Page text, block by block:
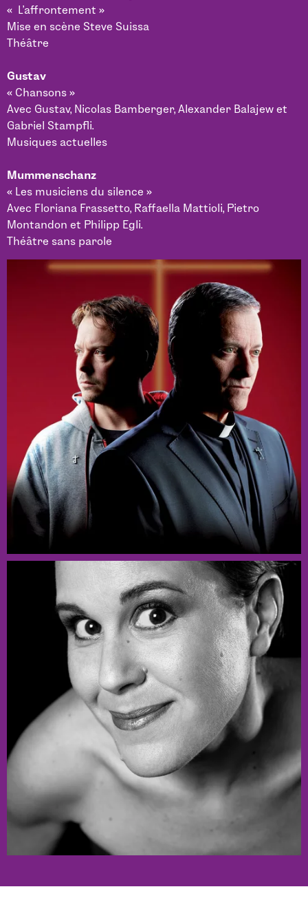
« L’affrontement »
Mise en scène Steve Suissa
Théâtre
Gustav
« Chansons »
Avec Gustav, Nicolas Bamberger, Alexander Balajew et
Gabriel Stampfli.
Musiques actuelles
Mummenschanz
« Les musiciens du silence »
Avec Floriana Frassetto, Raffaella Mattioli, Pietro
Montandon et Philipp Egli.
Théâtre sans parole